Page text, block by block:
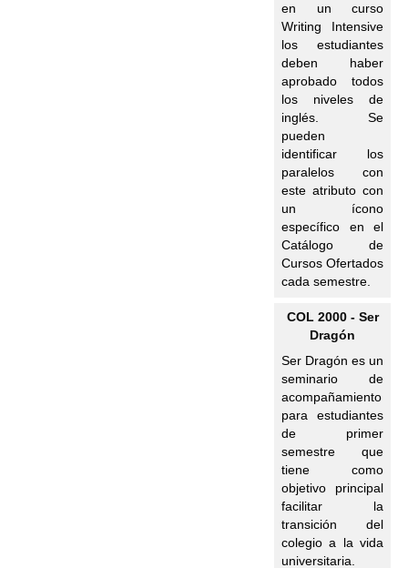
en un curso
Writing Intensive
los estudiantes
deben haber
aprobado todos
los niveles de
inglés. Se
pueden
identificar los
paralelos con
este atributo con
un ícono
específico en el
Catálogo de
Cursos Ofertados
cada semestre.
COL 2000 - Ser
Dragón
Ser Dragón es un
seminario de
acompañamiento
para estudiantes
de primer
semestre que
tiene como
objetivo principal
facilitar la
transición del
colegio a la vida
universitaria.